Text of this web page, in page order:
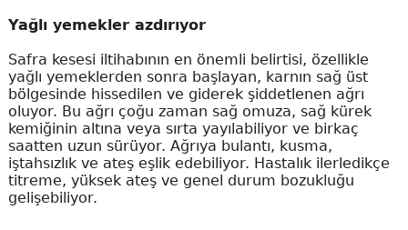
Yağlı yemekler azdırıyor
Safra kesesi iltihabının en önemli belirtisi, özellikle
yağlı yemeklerden sonra başlayan, karnın sağ üst
bölgesinde hissedilen ve giderek şiddetlenen ağrı
oluyor. Bu ağrı çoğu zaman sağ omuza, sağ kürek
kemiğinin altına veya sırta yayılabiliyor ve birkaç
saatten uzun sürüyor. Ağrıya bulantı, kusma,
iştahsızlık ve ateş eşlik edebiliyor. Hastalık ilerledikçe
titreme, yüksek ateş ve genel durum bozukluğu
gelişebiliyor.